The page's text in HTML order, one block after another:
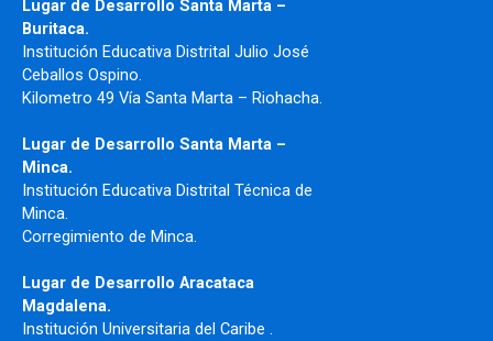
Lugar de Desarrollo Santa Marta –
Buritaca.
Institución Educativa Distrital Julio José
Ceballos Ospino.
Kilometro 49 Vía Santa Marta – Riohacha.
Lugar de Desarrollo Santa Marta –
Minca.
Institución Educativa Distrital Técnica de
Minca.
Corregimiento de Minca.
Lugar de Desarrollo Aracataca
Magdalena.
Institución Universitaria del Caribe .